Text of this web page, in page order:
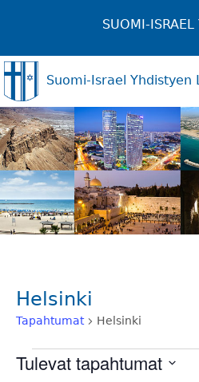
SUOMI-
Suomi-Israel Yhdistyen
Helsinki
Tapahtumat Helsinki
Tulevat tapahtumat